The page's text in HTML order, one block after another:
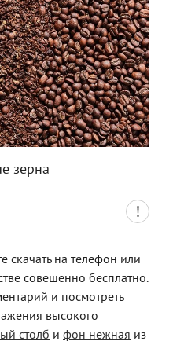
зерна
скачать на телефон или
совешенно бесплатно.
и посмотреть
высокого
столб и фон нежная из